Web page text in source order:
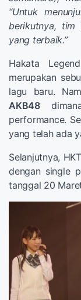
“Untuk
berikutnya, tim
yang terbaik.”
Hakata
merupakan
lagu baru.
AKB48
performance.
yang telah ada
Selanjutnya,
dengan single
tanggal 20